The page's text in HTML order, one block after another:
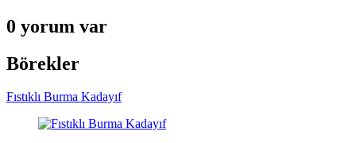
0 yorum var
Börekler
Fıstıklı Burma Kadayıf